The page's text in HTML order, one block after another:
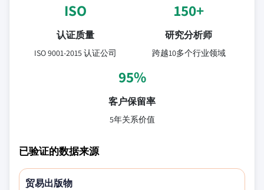
ISO
认证质量
ISO 9001-2015 认证公司
150+
研究分析师
跨越10多个行业领域
95%
客户保留率
5年关系价值
已验证的数据来源
贸易出版物